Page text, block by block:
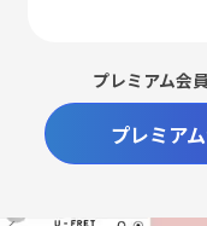
プレミアム会
プレミア